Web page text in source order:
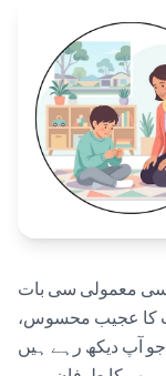
کسی معمولی سی بات
کا عجیب محسوس،
آپ دیکھ رہے ہیں